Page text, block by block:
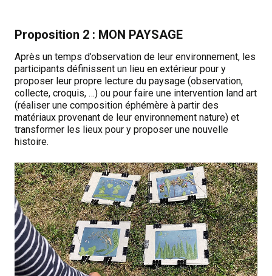
Proposition 2 : MON PAYSAGE
Après un temps d’observation de leur environnement, les
participants définissent un lieu en extérieur pour y
proposer leur propre lecture du paysage (observation,
collecte, croquis, …) ou pour faire une intervention land art
(réaliser une composition éphémère à partir des
matériaux provenant de leur environnement nature) et
transformer les lieux pour y proposer une nouvelle
histoire.